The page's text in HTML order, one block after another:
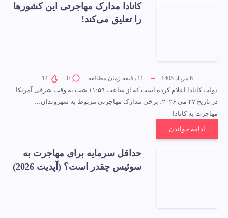
کانادا مدارک مهاجرتی این کشورها
را تعلیق می‌کند!
6 مرداد 1405 11 دقیقه زمان مطالعه 0
14
دولت کانادا اعلام کرده است که از ساعت ۱۱:۵۹ شب به وقت شرقی آمریکا
در تاریخ ۲۷ می ۲۰۲۶، برخی مدارک مهاجرتی مربوط به شهروندان…
مهاجرت به کانادا
ادامه خواندن
حداقل سرمایه برای مهاجرت به
سوئیس چقدر است؟ (آپدیت 2026)